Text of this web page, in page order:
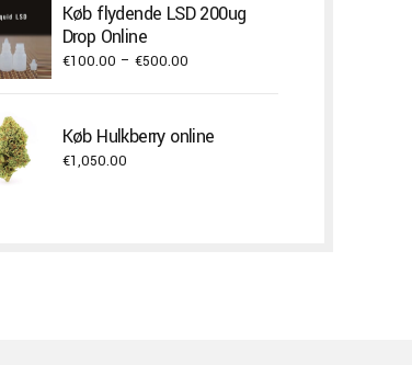
through
Køb flydende LSD 200ug
Drop Online
€100.00 – €500.00Price
through
Køb Hulkberry online
€1,050.00